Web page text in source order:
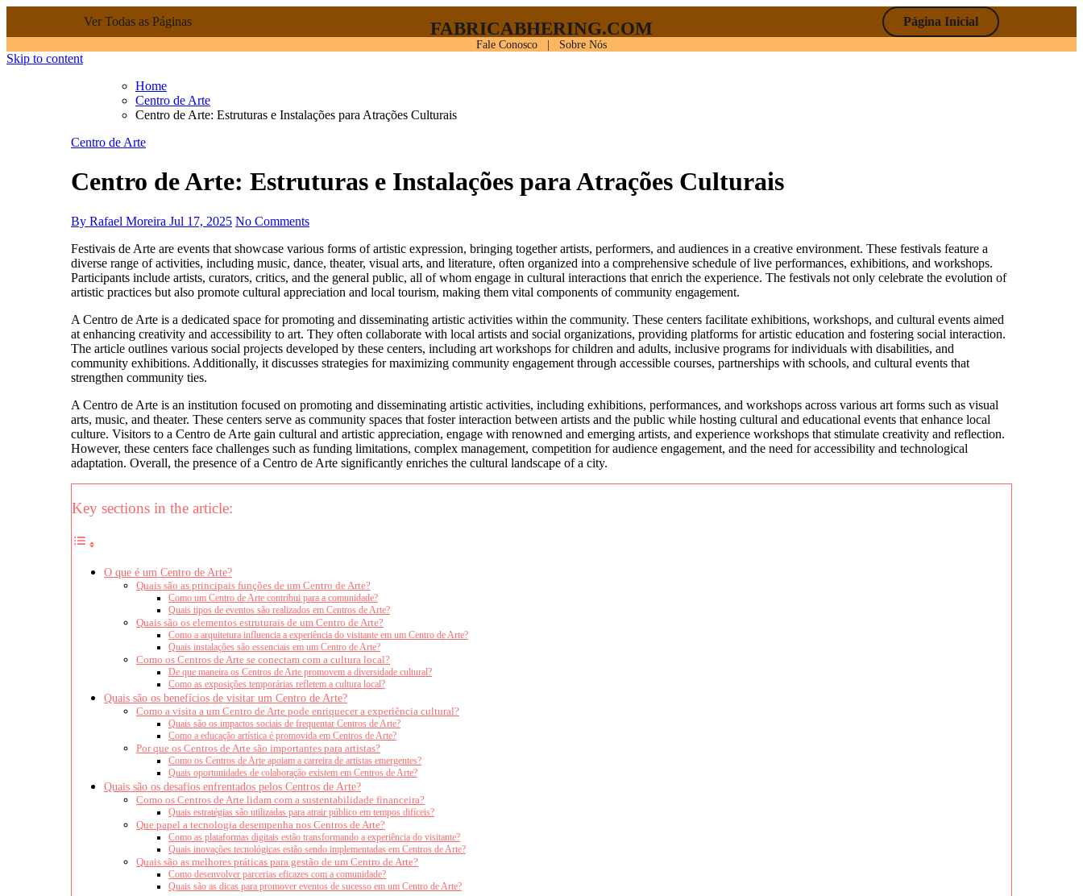
Ver Todas as Páginas FABRICABHERING.COM Página Inicial
Fale Conosco | Sobre Nós
Skip to content
Home
Centro de Arte
Centro de Arte: Estruturas e Instalações para Atrações Culturais
Centro de Arte
Centro de Arte: Estruturas e Instalações para Atrações Culturais
By Rafael Moreira Jul 17, 2025 No Comments
Festivais de Arte are events that showcase various forms of artistic expression, bringing together artists, performers, and audiences in a creative environment. These festivals feature a
diverse range of activities, including music, dance, theater, visual arts, and literature, often organized into a comprehensive schedule of live performances, exhibitions, and workshops.
Participants include artists, curators, critics, and the general public, all of whom engage in cultural interactions that enrich the experience. The festivals not only celebrate the evolution of
artistic practices but also promote cultural appreciation and local tourism, making them vital components of community engagement.
A Centro de Arte is a dedicated space for promoting and disseminating artistic activities within the community. These centers facilitate exhibitions, workshops, and cultural events aimed
at enhancing creativity and accessibility to art. They often collaborate with local artists and social organizations, providing platforms for artistic education and fostering social interaction.
The article outlines various social projects developed by these centers, including art workshops for children and adults, inclusive programs for individuals with disabilities, and
community exhibitions. Additionally, it discusses strategies for maximizing community engagement through accessible courses, partnerships with schools, and cultural events that
strengthen community ties.
A Centro de Arte is an institution focused on promoting and disseminating artistic activities, including exhibitions, performances, and workshops across various art forms such as visual
arts, music, and theater. These centers serve as community spaces that foster interaction between artists and the public while hosting cultural and educational events that enhance local
culture. Visitors to a Centro de Arte gain cultural and artistic appreciation, engage with renowned and emerging artists, and experience workshops that stimulate creativity and reflection.
However, these centers face challenges such as funding limitations, complex management, competition for audience engagement, and the need for accessibility and technological
adaptation. Overall, the presence of a Centro de Arte significantly enriches the cultural landscape of a city.
Key sections in the article:
O que é um Centro de Arte?
Quais são as principais funções de um Centro de Arte?
Como um Centro de Arte contribui para a comunidade?
Quais tipos de eventos são realizados em Centros de Arte?
Quais são os elementos estruturais de um Centro de Arte?
Como a arquitetura influencia a experiência do visitante em um Centro de Arte?
Quais instalações são essenciais em um Centro de Arte?
Como os Centros de Arte se conectam com a cultura local?
De que maneira os Centros de Arte promovem a diversidade cultural?
Como as exposições temporárias refletem a cultura local?
Quais são os benefícios de visitar um Centro de Arte?
Como a visita a um Centro de Arte pode enriquecer a experiência cultural?
Quais são os impactos sociais de frequentar Centros de Arte?
Como a educação artística é promovida em Centros de Arte?
Por que os Centros de Arte são importantes para artistas?
Como os Centros de Arte apoiam a carreira de artistas emergentes?
Quais oportunidades de colaboração existem em Centros de Arte?
Quais são os desafios enfrentados pelos Centros de Arte?
Como os Centros de Arte lidam com a sustentabilidade financeira?
Quais estratégias são utilizadas para atrair público em tempos difíceis?
Que papel a tecnologia desempenha nos Centros de Arte?
Como as plataformas digitais estão transformando a experiência do visitante?
Quais inovações tecnológicas estão sendo implementadas em Centros de Arte?
Quais são as melhores práticas para gestão de um Centro de Arte?
Como desenvolver parcerias eficazes com a comunidade?
Quais são as dicas para promover eventos de sucesso em um Centro de Arte?